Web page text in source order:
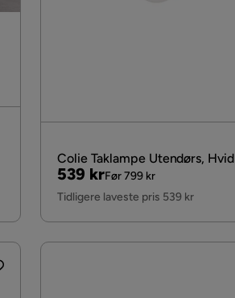
Colie Taklampe Utendørs, Hvid
Pris
539 kr
Original
Pris
Før 799 kr
Tidligere laveste pris 539 kr